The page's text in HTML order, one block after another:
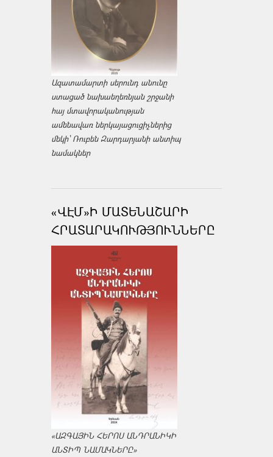
Ազատամարտի սերունդ անունը
ստացած նախաեղեռնյան շրջանի
հայ մտավորականության
ամենավառ ներկայացուցիչներից
մեկի՝ Ռուբեն Զարդարյանի անտիպ
նամակներ
«ՎԷՄ»Ի ՄԱՏԵՆԱՇԱՐԻ
ՀՐԱՏԱՐԱԿՈՒԹՅՈՒՆՆԵՐԸ
«ԱԶԳԱՅԻՆ ՀԵՐՈՍ ԱՆԴՐԱՆԻԿԻ
ԱՆՏԻՊ ՆԱՄԱԿՆԵՐԸ»